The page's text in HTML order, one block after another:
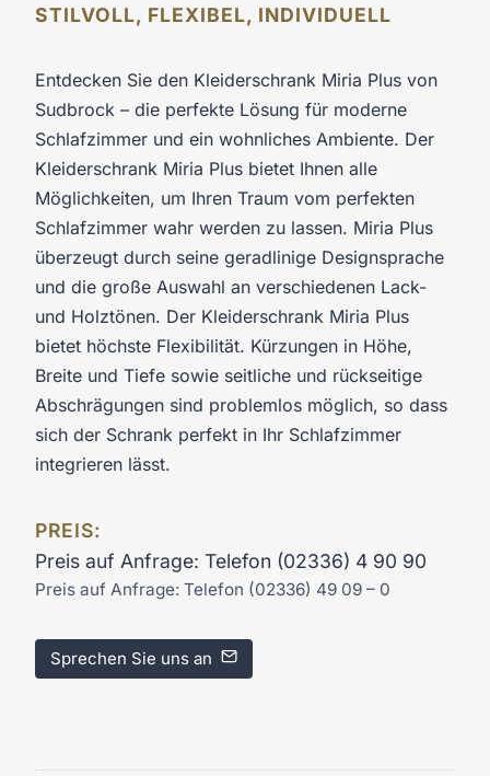
STILVOLL, FLEXIBEL, INDIVIDUELL
Entdecken Sie den Kleiderschrank Miria Plus von
Sudbrock – die perfekte Lösung für moderne
Schlafzimmer und ein wohnliches Ambiente. Der
Kleiderschrank Miria Plus bietet Ihnen alle
Möglichkeiten, um Ihren Traum vom perfekten
Schlafzimmer wahr werden zu lassen. Miria Plus
überzeugt durch seine geradlinige Designsprache
und die große Auswahl an verschiedenen Lack-
und Holztönen. Der Kleiderschrank Miria Plus
bietet höchste Flexibilität. Kürzungen in Höhe,
Breite und Tiefe sowie seitliche und rückseitige
Abschrägungen sind problemlos möglich, so dass
sich der Schrank perfekt in Ihr Schlafzimmer
integrieren lässt.
PREIS:
Preis auf Anfrage: Telefon (02336) 4 90 90
Preis auf Anfrage: Telefon (02336) 49 09 – 0
Sprechen Sie uns an